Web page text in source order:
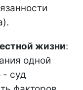
жизни:
одной
- суд